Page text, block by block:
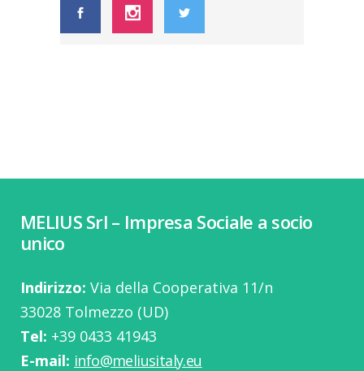
MELIUS Srl – Impresa Sociale a socio
unico
Indirizzo: Via della Cooperativa 11/n
33028 Tolmezzo (UD)
Tel: ‭+39 0433 41943
E-mail: info@meliusitaly.eu